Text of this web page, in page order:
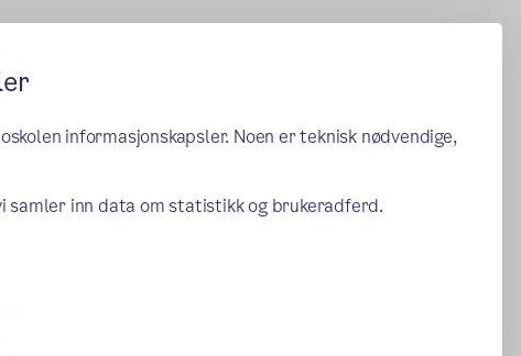
informasjonskapsler. Noen er teknisk nødvendige,
inn data om statistikk og brukeradferd.